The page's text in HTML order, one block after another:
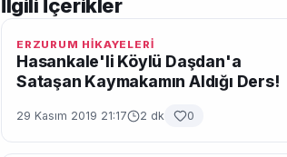
İlgili İçerikler
ERZURUM HİKAYELERİ
Hasankale'li Köylü Daşdan'a
Sataşan Kaymakamın Aldığı Ders!
29 Kasım 2019 21:17 2 dk 0